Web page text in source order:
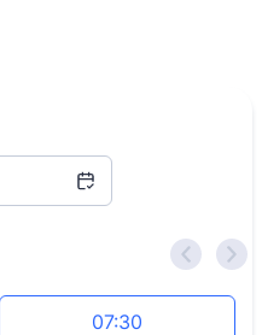
< >
07:30